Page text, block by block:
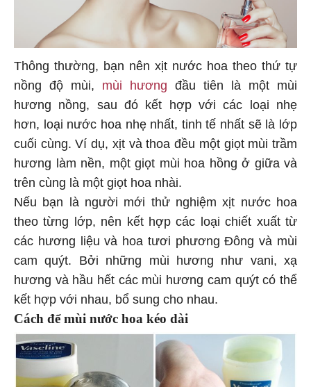
Thông thường, bạn nên xịt nước hoa theo thứ tự
nồng độ mùi, mùi hương đầu tiên là một mùi
hương nồng, sau đó kết hợp với các loại nhẹ
hơn, loại nước hoa nhẹ nhất, tinh tế nhất sẽ là lớp
cuối cùng. Ví dụ, xịt và thoa đều một giọt mùi trầm
hương làm nền, một giọt mùi hoa hồng ở giữa và
trên cùng là một giọt hoa nhài.
Nếu bạn là người mới thử nghiệm xịt nước hoa
theo từng lớp, nên kết hợp các loại chiết xuất từ
các hương liệu và hoa tươi phương Đông và mùi
cam quýt. Bởi những mùi hương như vani, xạ
hương và hầu hết các mùi hương cam quýt có thể
kết hợp với nhau, bổ sung cho nhau.
Cách để mùi nước hoa kéo dài